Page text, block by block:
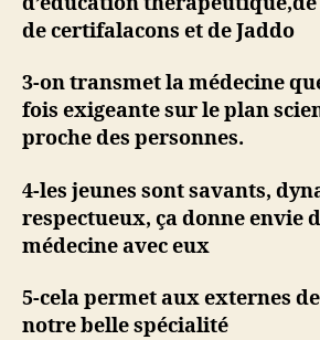
de certifalacons et de Jaddo
3-on transmet la médecine
fois exigeante sur le plan
proche des personnes.
4-les jeunes sont savants,
respectueux, ça donne envie
médecine avec eux
5-cela permet aux externes
notre belle spécialité